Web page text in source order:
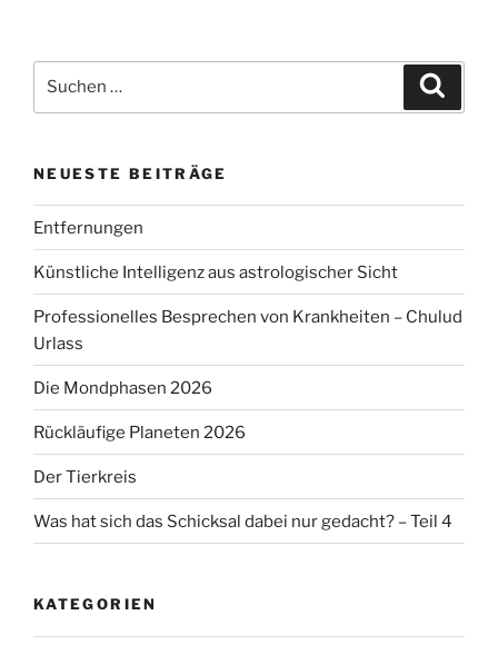
nach:
NEUESTE BEITRÄGE
Entfernungen
Künstliche Intelligenz aus astrologischer Sicht
Professionelles Besprechen von Krankheiten – Chulud
Urlass
Die Mondphasen 2026
Rückläufige Planeten 2026
Der Tierkreis
Was hat sich das Schicksal dabei nur gedacht? – Teil 4
KATEGORIEN